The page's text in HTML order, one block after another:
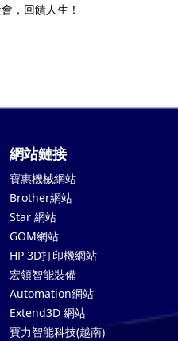
，回饋人生！
網站鏈接
寶惠機械網站
Brother網站
Star 網站
GOM網站
HP 3D打印機網站
宏領智能裝備
Automation網站
Extend3D 網站
寶力智能科技(越南)